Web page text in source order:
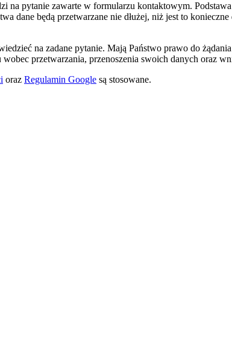
na pytanie zawarte w formularzu kontaktowym.
dane będą przetwarzane nie dłużej, niż jest to
na zadane pytanie. Mają Państwo prawo do
przetwarzania, przenoszenia swoich danych oraz
oraz Regulamin Google są stosowane.